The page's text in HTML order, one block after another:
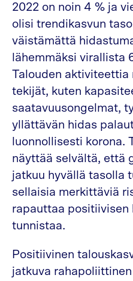
2022 on noin 4 % ja
olisi trendikasvun
väistämättä
lähemmäksi virallista
Talouden aktiviteettia
tekijät, kuten
saatavuusongelmat,
yllättävän hidas
luonnollisesti korona.
näyttää selvältä, että
jatkuu hyvällä tasolla
sellaisia merkittäviä
rapauttaa positiivisen
tunnistaa.
Positiivinen
jatkuva